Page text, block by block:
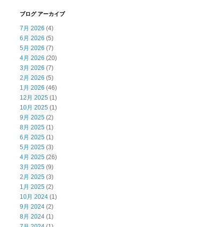
ブログ アーカイブ
7月 2026 (4)
6月 2026 (5)
5月 2026 (7)
4月 2026 (20)
3月 2026 (7)
2月 2026 (5)
1月 2026 (46)
12月 2025 (1)
10月 2025 (1)
9月 2025 (2)
8月 2025 (1)
6月 2025 (1)
5月 2025 (3)
4月 2025 (26)
3月 2025 (9)
2月 2025 (3)
1月 2025 (2)
10月 2024 (1)
9月 2024 (2)
8月 2024 (1)